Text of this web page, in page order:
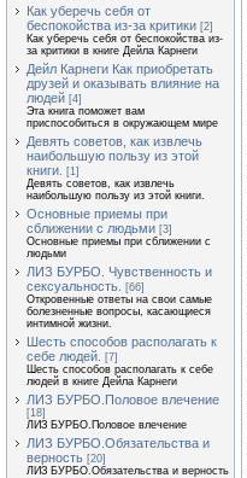
Как уберечь себя от
беспокойства из-за критики [2]
Как уберечь себя от беспокойства из-
за критики в книге Дейла Карнеги
Дейл Карнеги Как приобретать
друзей и оказывать влияние на
людей [4]
Эта книга поможет вам
приспособиться в окружающем мире
Девять советов, как извлечь
наибольшую пользу из этой
книги.
[1]
Девять советов, как извлечь
наибольшую пользу из этой книги.
Основные приемы при
сближении с людьми [3]
Основные приемы при сближении с
людьми
ЛИЗ БУРБО. Чувственность и
сексуальность.
[66]
Откровенные ответы на свои самые
болезненные вопросы, касающиеся
интимной жизни.
Шесть способов располагать к
себе людей.
[7]
Шесть способов располагать к себе
людей в книге Дейла Карнеги
ЛИЗ БУРБО.Половое влечение
[18]
ЛИЗ БУРБО.Половое влечение
ЛИЗ БУРБО.Обязательства и
верность [20]
ЛИЗ БУРБО.Обязательства и верность